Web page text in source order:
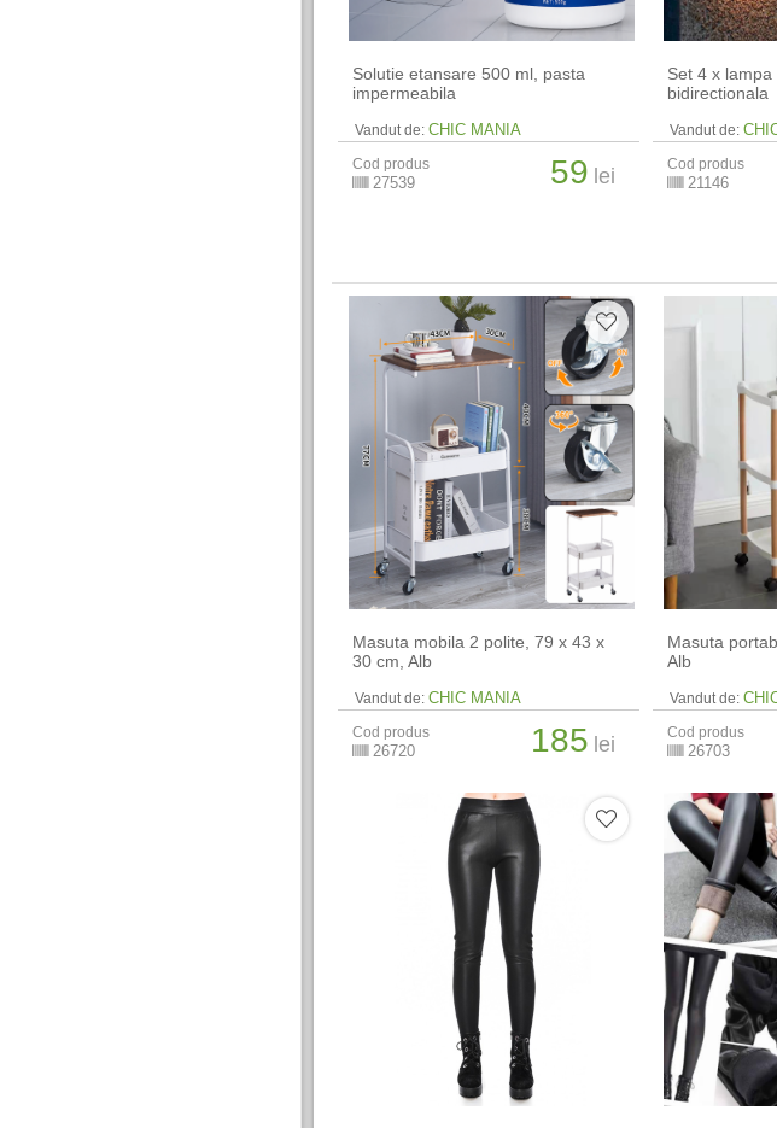
Solutie etansare 500 ml, pasta
impermeabila
Vandut de: CHIC MANIA
Cod produs
27539 59 lei
Set 4 x
bidirectionala
Vandut de:
Cod produs
21146
Masuta mobila 2 polite, 79 x 43 x
30 cm, Alb
Vandut de: CHIC MANIA
Cod produs
26720 185 lei
Masuta
Alb
Vandut de:
Cod produs
26703